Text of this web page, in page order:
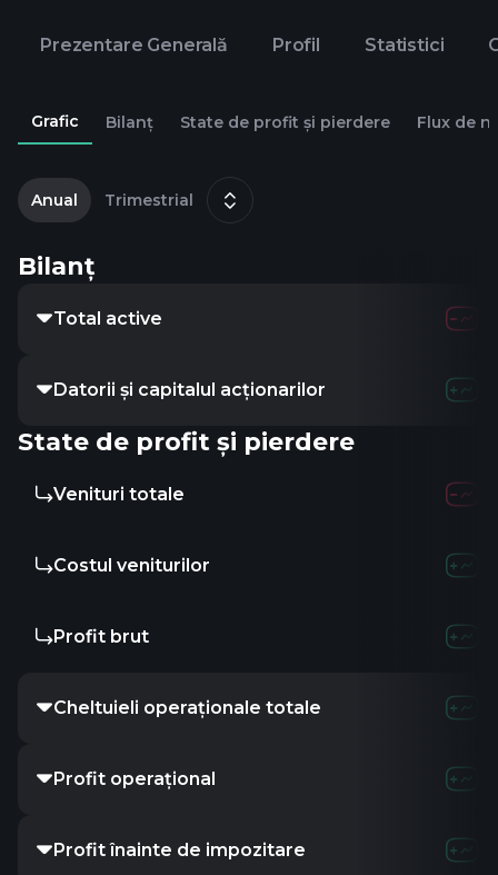
Prezentare Generală Profil Statistici
Grafic Bilanț State de profit și pierdere Flux de
Anual Trimestrial
Bilanț
Total active
Datorii și capitalul acționarilor
State de profit și pierdere
Venituri totale
Costul veniturilor
Profit brut
Cheltuieli operaționale totale
Profit operațional
Profit înainte de impozitare